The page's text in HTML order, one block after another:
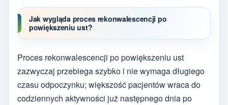
Jak wygląda proces rekonwalescencji po
powiększeniu ust?
Proces rekonwalescencji po powiększeniu ust
zazwyczaj przebiega szybko i nie wymaga długiego
czasu odpoczynku; większość pacjentów wraca do
codziennych aktywności już następnego dnia po